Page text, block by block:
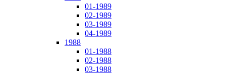
01-1989
02-1989
03-1989
04-1989
1988
01-1988
02-1988
03-1988